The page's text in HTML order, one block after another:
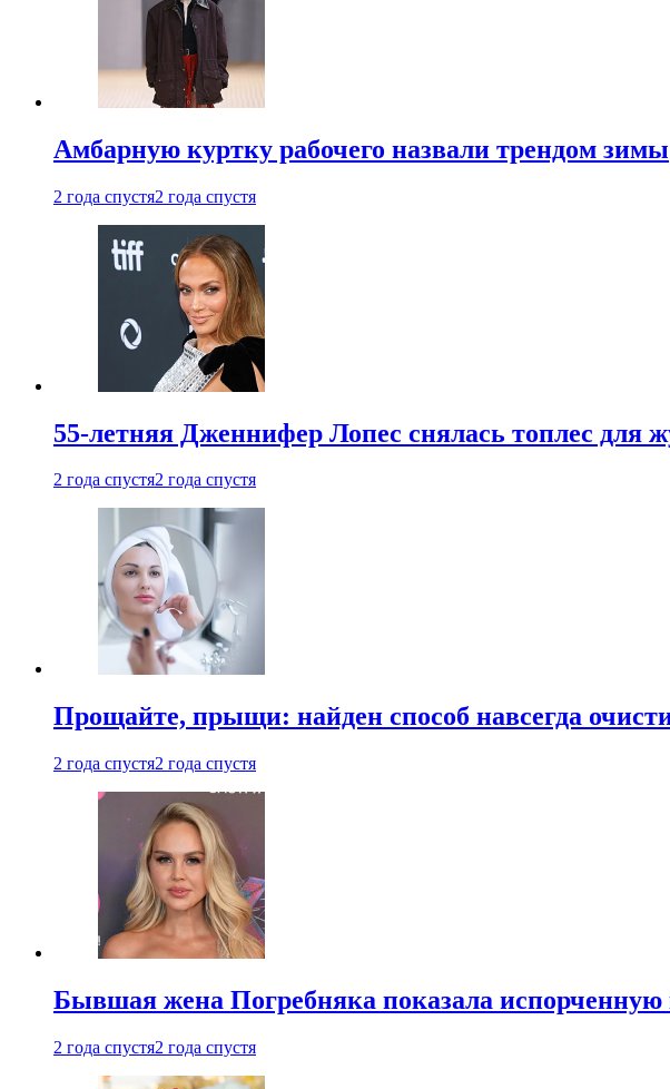
Амбарную куртку рабочего назвали трендом зимы
2 года спустя2 года спустя
55-летняя Дженнифер Лопес снялась топлес для
2 года спустя2 года спустя
Прощайте, прыщи: найден способ навсегда
2 года спустя2 года спустя
Бывшая жена Погребняка показала
2 года спустя2 года спустя